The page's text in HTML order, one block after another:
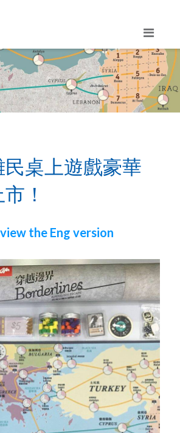
桌上遊戲豪華
！
the Eng version